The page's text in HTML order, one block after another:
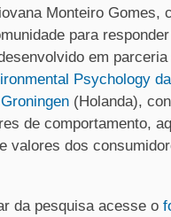
Monteiro Gomes,
para
em
Psychology da
(Holanda),
de comportamento,
valores dos
da pesquisa acesse o